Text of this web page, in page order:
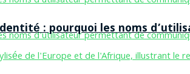
: pourquoi les noms